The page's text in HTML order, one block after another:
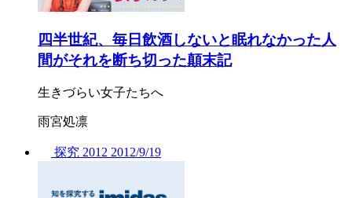
四半世紀、毎日飲酒しないと眠れなかった人
間がそれを断ち切った顛末記
生きづらい女子たちへ
雨宮処凛
探究 2012 2012/9/19